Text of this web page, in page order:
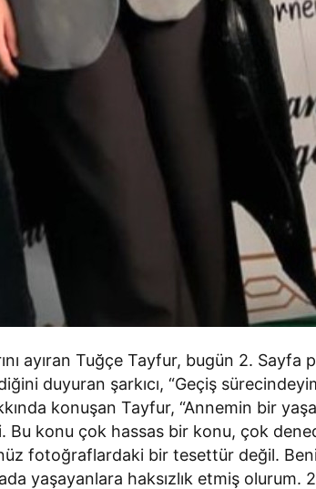
ayıran Tuğçe Tayfur, bugün 2. Sayfa
duyuran şarkıcı, “Geçiş
konuşan Tayfur, “Annemin bir
konu çok hassas bir konu, çok
fotoğraflardaki bir tesettür değil. Beni
yaşayanlara haksızlık etmiş olurum.